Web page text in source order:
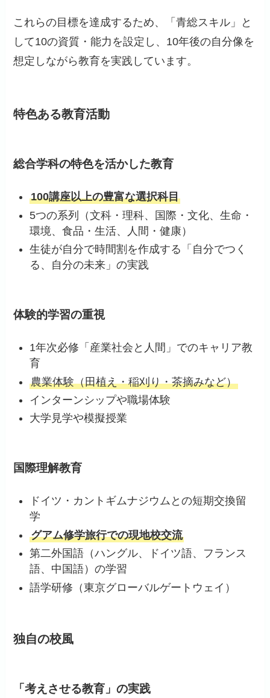
これらの目標を達成するため、「青総スキル」と
して10の資質・能力を設定し、10年後の自分像を
想定しながら教育を実践しています。
特色ある教育活動
総合学科の特色を活かした教育
100講座以上の豊富な選択科目
5つの系列（文科・理科、国際・文化、生命・
環境、食品・生活、人間・健康）
生徒が自分で時間割を作成する「自分でつく
る、自分の未来」の実践
体験的学習の重視
1年次必修「産業社会と人間」でのキャリア教
育
農業体験（田植え・稲刈り・茶摘みなど）
インターンシップや職場体験
大学見学や模擬授業
国際理解教育
ドイツ・カントギムナジウムとの短期交換留
学
グアム修学旅行での現地校交流
第二外国語（ハングル、ドイツ語、フランス
語、中国語）の学習
語学研修（東京グローバルゲートウェイ）
独自の校風
「考えさせる教育」の実践